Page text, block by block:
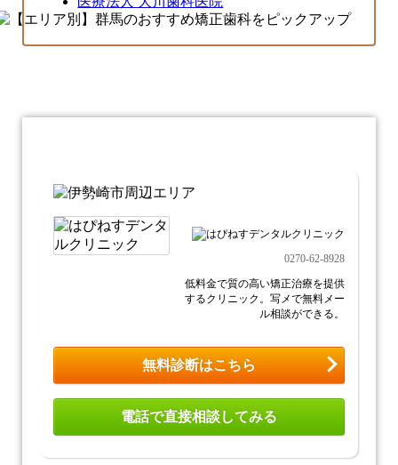
0270-62-8928
低料金で質の高い矯正治療を提供
するクリニック。写メで無料メー
ル相談ができる。
無料診断はこちら
電話で直接相談してみる